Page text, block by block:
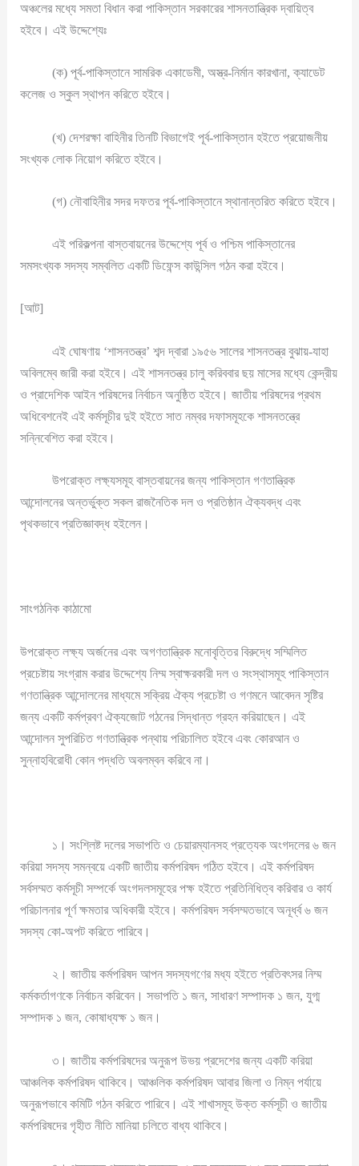
অঞ্চলের মধ্যে সমতা বিধান করা পাকিস্তান সরকারের শাসনতান্ত্রিক দ্বায়িত্ব
হইবে। এই উদ্দেশ্যেঃ
(ক) পূর্ব-পাকিস্তানে সামরিক একাডেমী, অস্ত্র-নির্মান কারখানা, ক্যাডেট
কলেজ ও স্কুল স্থাপন করিতে হইবে।
(খ) দেশরক্ষা বাহিনীর তিনটি বিভাগেই পূর্ব-পাকিস্তান হইতে প্রয়োজনীয়
সংখ্যক লোক নিয়োগ করিতে হইবে।
(গ) নৌবাহিনীর সদর দফতর পূর্ব-পাকিস্তানে স্থানান্তরিত করিতে হইবে।
এই পরিকল্পনা বাস্তবায়নের উদ্দেশ্যে পূর্ব ও পশ্চিম পাকিস্তানের
সমসংখ্যক সদস্য সম্বলিত একটি ডিফেন্স কাউন্সিল গঠন করা হইবে।
[আট]
এই ঘোষণায় ‘শাসনতন্ত্র’ শব্দ দ্বারা ১৯৫৬ সালের শাসনতন্ত্র বুঝায়-যাহা
অবিলম্বে জারী করা হইবে। এই শাসনতন্ত্র চালু করিববার ছয় মাসের মধ্যে কেন্দ্রীয়
ও প্রাদেশিক আইন পরিষদের নির্বাচন অনুষ্ঠিত হইবে। জাতীয় পরিষদের প্রথম
অধিবেশনেই এই কর্মসূচীর দুই হইতে সাত নম্বর দফাসমূহকে শাসনতন্ত্রে
সন্নিবেশিত করা হইবে।
উপরোক্ত লক্ষ্যসমূহ বাস্তবায়নের জন্য পাকিস্তান গণতান্ত্রিক
আন্দোলনের অন্তর্ভুক্ত সকল রাজনৈতিক দল ও প্রতিষ্ঠান ঐক্যবদ্ধ এবং
পৃথকভাবে প্রতিজ্ঞাবদ্ধ হইলেন।
সাংগঠনিক কাঠামো
উপরোক্ত লক্ষ্য অর্জনের এবং অগণতান্ত্রিক মনোবৃত্তির বিরুদ্ধে সম্মিলিত
প্রচেষ্টায় সংগ্রাম করার উদ্দেশ্যে নিম্ম স্বাক্ষরকারী দল ও সংস্থাসমূহ পাকিস্তান
গণতান্ত্রিক আন্দোলনের মাধ্যমে সক্রিয় ঐক্য প্রচেষ্টা ও গণমনে আবেদন সৃষ্টির
জন্য একটি কর্মপ্রবণ ঐক্যজোট গঠনের সিদ্ধান্ত গ্রহন করিয়াছেন। এই
আন্দোলন সুপরিচিত গণতান্ত্রিক পন্থায় পরিচালিত হইবে এবং কোরআন ও
সুন্নাহবিরোধী কোন পদ্ধতি অবলম্বন করিবে না।
১। সংশ্লিষ্ট দলের সভাপতি ও চেয়ারম্যানসহ প্রত্যেক অংগদলের ৬ জন
করিয়া সদস্য সমন্বয়ে একটি জাতীয় কর্মপরিষদ গঠিত হইবে। এই কর্মপরিষদ
সর্বসম্মত কর্মসূচী সম্পর্কে অংগদলসমূহের পক্ষ হইতে প্রতিনিধিত্ব করিবার ও কার্য
পরিচালনার পূর্ণ ক্ষমতার অধিকারী হইবে। কর্মপরিষদ সর্বসম্মতভাবে অনূর্ধ্ব ৬ জন
সদস্য কো-অপট করিতে পারিবে।
২। জাতীয় কর্মপরিষদ আপন সদস্যগণের মধ্য হইতে প্রতিবৎসর নিম্ম
কর্মকর্তাগণকে নির্বাচন করিবেন। সভাপতি ১ জন, সাধারণ সম্পাদক ১ জন, যুগ্ম
সম্পাদক ১ জন, কোষাধ্যক্ষ ১ জন।
৩। জাতীয় কর্মপরিষদের অনুরূপ উভয় প্রদেশের জন্য একটি করিয়া
আঞ্চলিক কর্মপরিষদ থাকিবে। আঞ্চলিক কর্মপরিষদ আবার জিলা ও নিম্ন পর্যায়ে
অনুরূপভাবে কমিটি গঠন করিতে পারিবে। এই শাখাসমূহ উক্ত কর্মসূচী ও জাতীয়
কর্মপরিষদের গৃহীত নীতি মানিয়া চলিতে বাধ্য থাকিবে।